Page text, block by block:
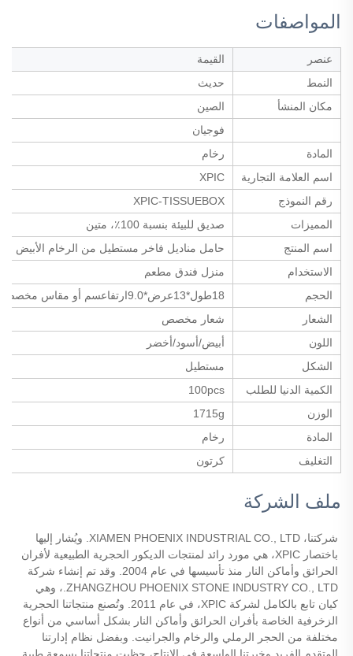
المواصفات
عنصر
القيمة
النمط
حديث
مكان المنشأ
الصين
فوجيان
المادة
رخام
اسم العلامة التجارية
XPIC
رقم النموذج
XPIC-TISSUEBOX
المميزات
صديق للبيئة بنسبة 100٪، متين
اسم المنتج
حامل مناديل فاخر مستطيل من الرخام الأبيض
الاستخدام
منزل فندق مطعم
الحجم
18طول*13عرض*9.0ارتفاعسم أو مقاس مخصص
الشعار
شعار مخصص
اللون
أبيض/أسود/أخضر
الشكل
مستطيل
الكمية الدنيا للطلب
100pcs
الوزن
1715g
المادة
رخام
التغليف
كرتون
ملف الشركة